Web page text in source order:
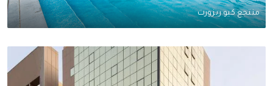
منتجع كيو ريزورت